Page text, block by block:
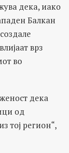
дека, иако
Балкан
врз
во
дека
од
тој регион“,